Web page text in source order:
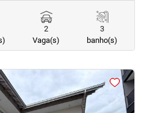
2
Vaga(s)
3
banho(s)